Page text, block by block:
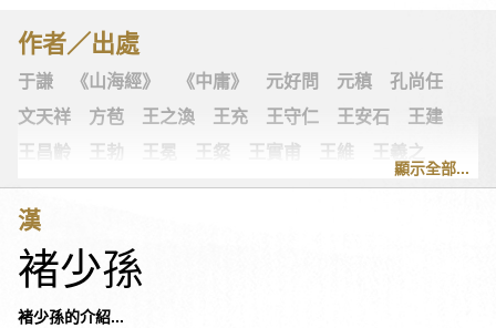
作者／出處
于謙 《山海經》 《中庸》 元好問 元稹
孔尚任
文天祥
方苞 王之渙 王充 王守仁 王安石
王建
王昌齡
王勃 王冕 王粲 王實甫 王維
王羲之
王翰
王觀 王讜 古詩十九首 古歌謠
史可法
司空圖
《左傳》
白居易
朱敦儒
朱慶餘
顯示全部...
漢
褚少孫
褚少孫的介紹...